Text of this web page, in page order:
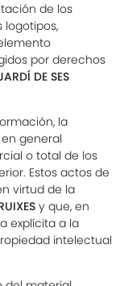
de los
logotipos,
por derechos
DE SES
la
general
o total de los
Estos actos de
virtud de la
y que, en
explícita a la
intelectual